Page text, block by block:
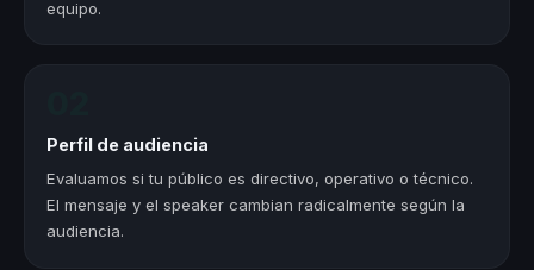
equipo.
Perfil de audiencia
Evaluamos si tu público es directivo, operativo o técnico.
El mensaje y el speaker cambian radicalmente según la
audiencia.